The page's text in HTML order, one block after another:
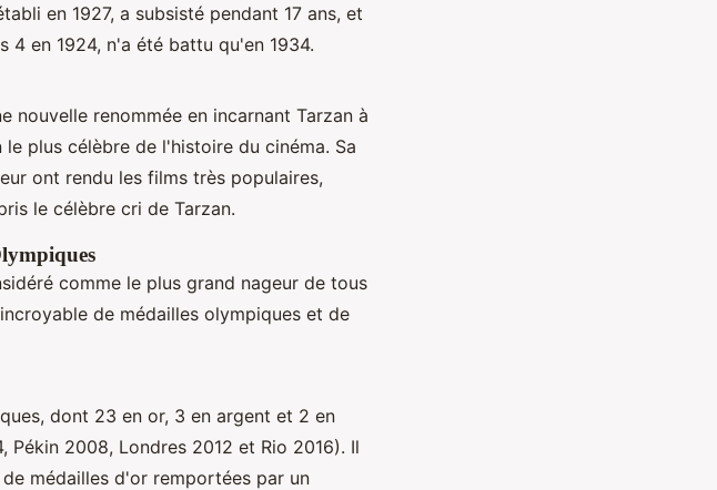
en 1927, a subsisté pendant 17 ans, et
4 en 1924, n'a été battu qu'en 1934.
nouvelle renommée en incarnant Tarzan à
plus célèbre de l'histoire du cinéma. Sa
ont rendu les films très populaires,
le célèbre cri de Tarzan.
comme le plus grand nageur de tous
de médailles olympiques et de
dont 23 en or, 3 en argent et 2 en
2008, Londres 2012 et Rio 2016). Il
médailles d'or remportées par un